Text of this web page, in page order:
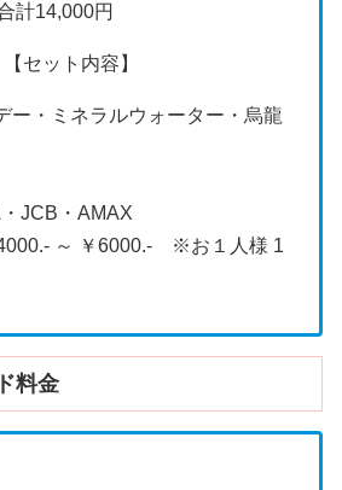
計14,000円
【セット内容】
ー・ミネラルウォーター・烏龍
JCB・AMAX
～ ￥6000.- ※お１人様 1
料金